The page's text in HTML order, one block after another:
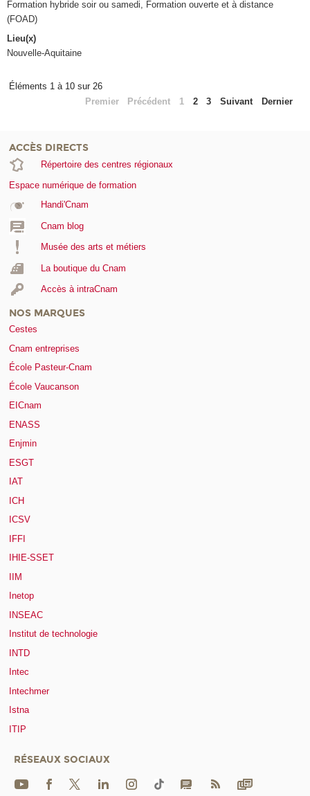
Formation hybride soir ou samedi, Formation ouverte et à distance
(FOAD)
Lieu(x)
Nouvelle-Aquitaine
Éléments 1 à 10 sur 26
Premier
Précédent 1 2 3 Suivant Dernier
ACCÈS DIRECTS
Répertoire des centres régionaux
Espace numérique de formation
Handi'Cnam
Cnam blog
Musée des arts et métiers
La boutique du Cnam
Accès à intraCnam
NOS MARQUES
Cestes
Cnam entreprises
École Pasteur-Cnam
École Vaucanson
EICnam
ENASS
Enjmin
ESGT
IAT
ICH
ICSV
IFFI
IHIE-SSET
IIM
Inetop
INSEAC
Institut de technologie
INTD
Intec
Intechmer
Istna
ITIP
RÉSEAUX SOCIAUX